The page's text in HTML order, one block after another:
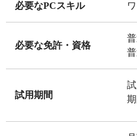
必要なPCスキル
必要な免許・資格
試用期間